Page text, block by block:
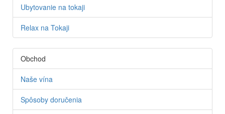
Ubytovanie na tokaji
Relax na Tokaji
Obchod
Naše vína
Spôsoby doručenia